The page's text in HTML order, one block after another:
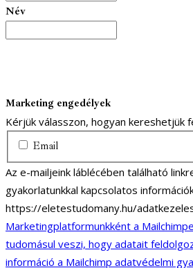
Név
Marketing engedélyek
Kérjük válasszon, hogyan kereshetjük
Email
Az e-mailjeink láblécében található
gyakorlatunkkal kapcsolatos
https://eletestudomany.hu/
Marketingplatformunkként a
tudomásul veszi, hogy adatait
információ a Mailchimp adatvédelmi